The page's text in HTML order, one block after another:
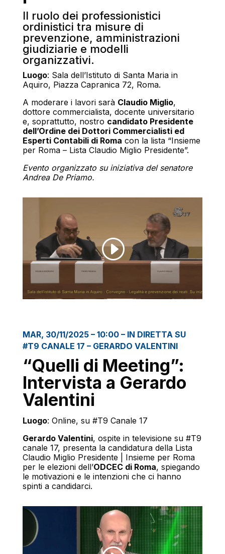
Il ruolo dei professionistici
ordinistici tra misure di
prevenzione, amministrazioni
giudiziarie e modelli
organizzativi.
Luogo: Sala dell’Istituto di Santa Maria in
Aquiro, Piazza Capranica 72, Roma.
A moderare i lavori sarà Claudio Miglio,
dottore commercialista, docente universitario
e, soprattutto, nostro candidato Presidente
dell’Ordine dei Dottori Commercialisti ed
Esperti Contabili di Roma con la lista “Insieme
per Roma – Lista Claudio Miglio Presidente”.
Evento organizzato su iniziativa del senatore
Andrea De Priamo.
MAR, 30/11/2025 – 10:00 – IN DIRETTA SU
#T9 CANALE 17 – GERARDO VALENTINI
“Quelli di Meeting”:
Intervista a Gerardo
Valentini
Luogo: Online, su #T9 Canale 17
Gerardo Valentini, ospite in televisione su #T9
canale 17, presenta la candidatura della Lista
Claudio Miglio Presidente | Insieme per Roma
per le elezioni dell’ODCEC di Roma, spiegando
le motivazioni e le intenzioni che ci hanno
spinti a candidarci.